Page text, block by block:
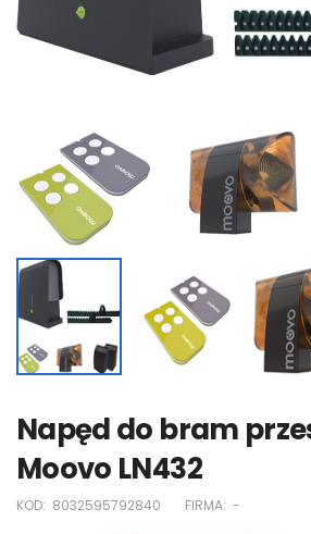
Napęd do bram
Moovo LN432
KOD: 8032595792840 FIRMA: -